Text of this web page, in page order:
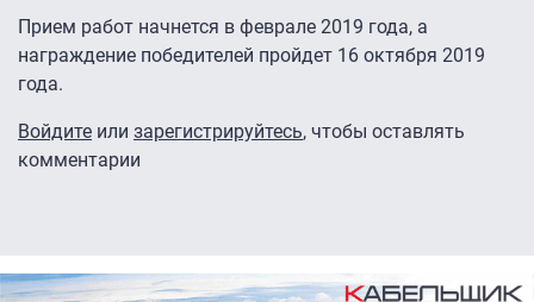
Прием работ начнется в феврале 2019 года, а
награждение победителей пройдет 16 октября 2019
года.
Войдите или зарегистрируйтесь, чтобы оставлять
комментарии